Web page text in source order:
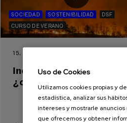
SOCIEDAD SOSTENIBILIDAD
DSF
CURSO DE VERANO
15. SEP
Incendios forestales
¿cómo afrontarlos? II
Uso de Cookies
Utilizamos cookies propias y
estadística, analizar sus
intereses y mostrarle
que ofrecemos y obtener